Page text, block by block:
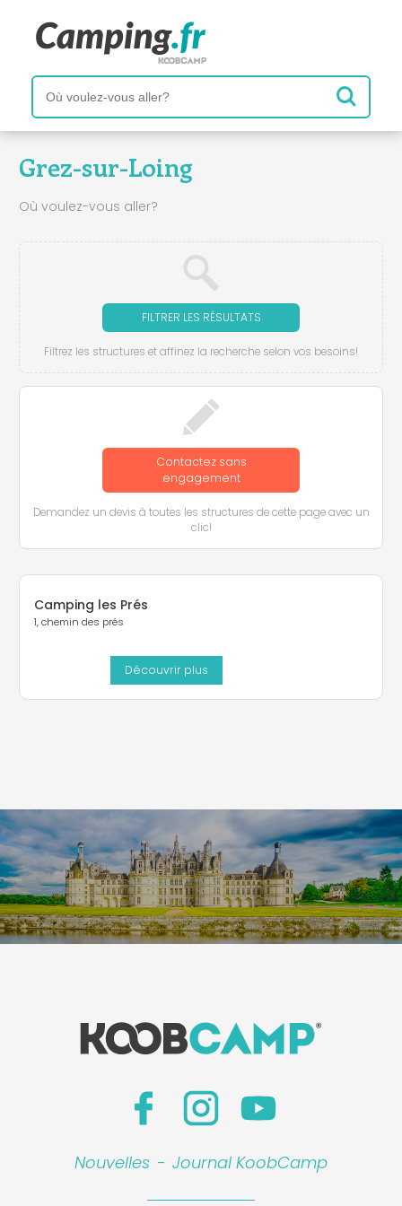
Grez-sur-Loing
Où voulez-vous aller?
FILTRER LES RÉSULTATS
Filtrez les structures et affinez la recherche selon vos besoins!
Contactez sans
engagement
Demandez un devis à toutes les structures de cette page avec un
clic!
Camping les Prés
1, chemin des prés
Découvrir plus
Nouvelles - Journal KoobCamp